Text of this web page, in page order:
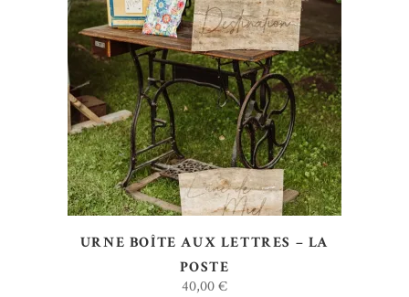
AJOUTER AU DEVIS
URNE BOÎTE AUX LETTRES – LA
POSTE
40,00€